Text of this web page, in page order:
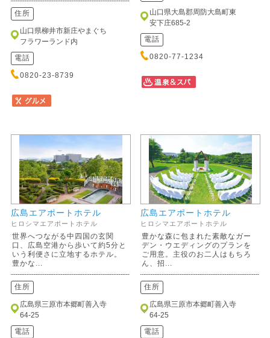
住所
山口県柳井市新庄やまぐち
フラワーランド内
電話
0820-23-8739
山口県大島郡周防大島町東
安下庄685-2
電話
0820-77-1234
広島エアポートホテル
ヒロシマエアポートホテル
世界へつながる中四国の玄関
口、広島空港から歩いて約5分と
いう利便さに立地するホテル。
豊かな...
住所
広島県三原市本郷町善入寺
64-25
電話
広島エアポートホテル
ヒロシマエアポートホテル
豊かな森に包まれた素敵なガー
デン・ウエディングのプランを
ご用意。主役のお二人はもちろ
ん、招...
住所
広島県三原市本郷町善入寺
64-25
電話